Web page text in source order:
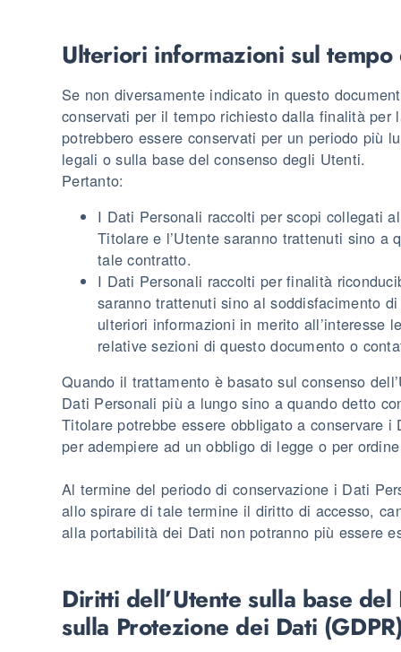
Ulteriori informazioni sul
Se non diversamente indicato in questo
conservati per il tempo richiesto dalla finalità per
potrebbero essere conservati per un periodo più
legali o sulla base del consenso degli Utenti.
Pertanto:
I Dati Personali raccolti per scopi collegati
Titolare e l’Utente saranno trattenuti sino a
tale contratto.
I Dati Personali raccolti per finalità
saranno trattenuti sino al soddisfacimento
ulteriori informazioni in merito all’interesse
relative sezioni di questo documento o
Quando il trattamento è basato sul consenso
Dati Personali più a lungo sino a quando detto
Titolare potrebbe essere obbligato a conservare
per adempiere ad un obbligo di legge o per
Al termine del periodo di conservazione i Dati
allo spirare di tale termine il diritto di accesso,
alla portabilità dei Dati non potranno più essere
Diritti dell’Utente sulla base
sulla Protezione dei Dati